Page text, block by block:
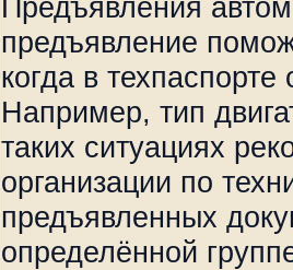
Предъявления
предъявление
когда в
Например, тип
таких ситуациях
организации по
предъявленных
определённой